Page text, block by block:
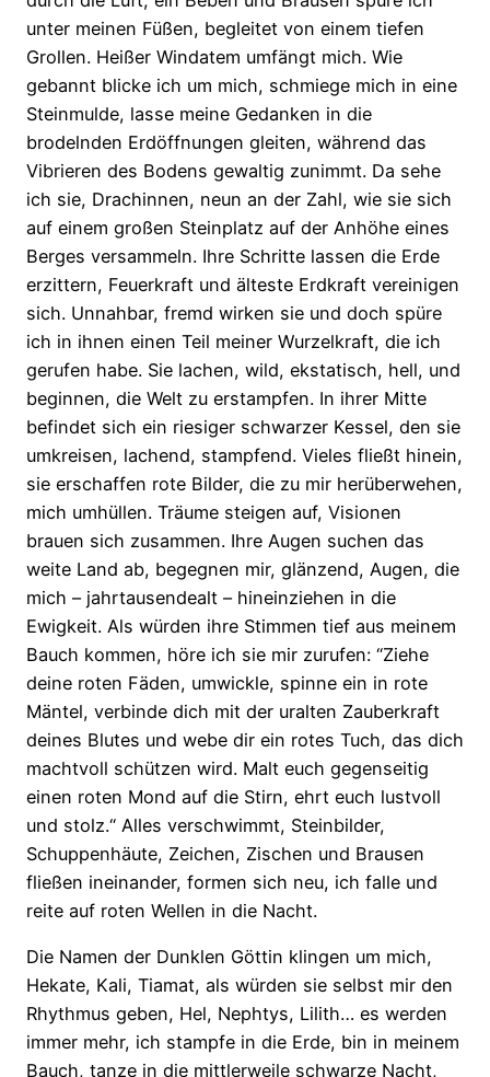
unter meinen Füßen, begleitet von einem tiefen
Grollen. Heißer Windatem umfängt mich. Wie
gebannt blicke ich um mich, schmiege mich in eine
Steinmulde, lasse meine Gedanken in die
brodelnden Erdöffnungen gleiten, während das
Vibrieren des Bodens gewaltig zunimmt. Da sehe
ich sie, Drachinnen, neun an der Zahl, wie sie sich
auf einem großen Steinplatz auf der Anhöhe eines
Berges versammeln. Ihre Schritte lassen die Erde
erzittern, Feuerkraft und älteste Erdkraft vereinigen
sich. Unnahbar, fremd wirken sie und doch spüre
ich in ihnen einen Teil meiner Wurzelkraft, die ich
gerufen habe. Sie lachen, wild, ekstatisch, hell, und
beginnen, die Welt zu erstampfen. In ihrer Mitte
befindet sich ein riesiger schwarzer Kessel, den sie
umkreisen, lachend, stampfend. Vieles fließt hinein,
sie erschaffen rote Bilder, die zu mir herüberwehen,
mich umhüllen. Träume steigen auf, Visionen
brauen sich zusammen. Ihre Augen suchen das
weite Land ab, begegnen mir, glänzend, Augen, die
mich – jahrtausendealt – hineinziehen in die
Ewigkeit. Als würden ihre Stimmen tief aus meinem
Bauch kommen, höre ich sie mir zurufen: “Ziehe
deine roten Fäden, umwickle, spinne ein in rote
Mäntel, verbinde dich mit der uralten Zauberkraft
deines Blutes und webe dir ein rotes Tuch, das dich
machtvoll schützen wird. Malt euch gegenseitig
einen roten Mond auf die Stirn, ehrt euch lustvoll
und stolz.“ Alles verschwimmt, Steinbilder,
Schuppenhäute, Zeichen, Zischen und Brausen
fließen ineinander, formen sich neu, ich falle und
reite auf roten Wellen in die Nacht.
Die Namen der Dunklen Göttin klingen um mich,
Hekate, Kali, Tiamat, als würden sie selbst mir den
Rhythmus geben, Hel, Nephtys, Lilith… es werden
immer mehr, ich stampfe in die Erde, bin in meinem
Bauch, tanze in die mittlerweile schwarze Nacht,